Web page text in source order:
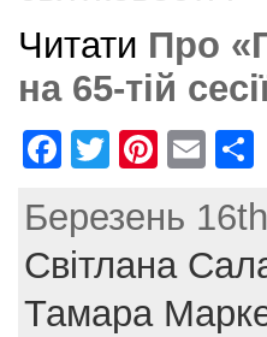
Читати Про
на 65-тій
F
c
e
b
T
itt
er
Pi
er
e
st
E
ai
l
Березень
Світлана
Тамара